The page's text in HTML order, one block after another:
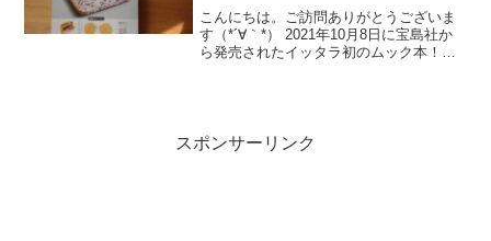
こんにちは。ご訪問ありがとうございま
す（*´∀｀*） 2021年10月8日に宝島社か
ら発売されたイッタラ初のムック本！！
スポンサーリンク